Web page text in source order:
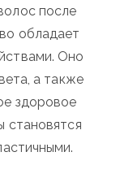
после
обладает
Оно
а также
здоровое
становятся